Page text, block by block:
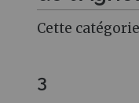
Cette
3